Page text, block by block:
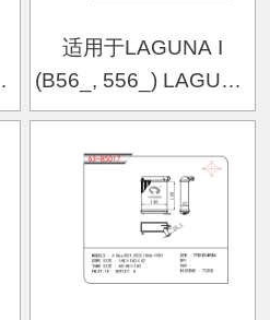
适用于LAGUNA I
(B56_, 556_) LAGUNA
I Grandtour (K56_)暖风